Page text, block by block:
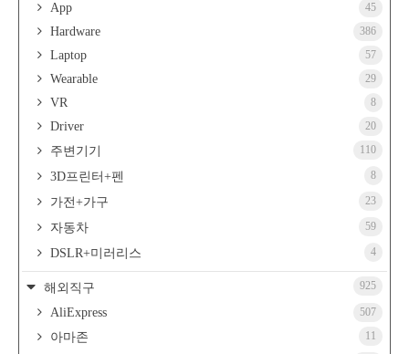
App 45
Hardware 386
Laptop 57
Wearable 29
VR 8
Driver 20
주변기기 110
3D프린터+펜 8
가전+가구 23
자동차 59
DSLR+미러리스 4
해외직구 925
AliExpress 507
아마존 11